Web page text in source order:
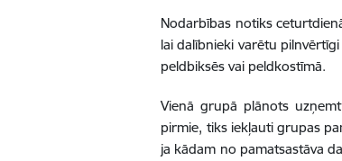
Nodarbības notiks
lai dalībnieki varētu
peldbiksēs vai peldkostīmā.
Vienā grupā plānots
pirmie, tiks iekļauti grupas
ja kādam no pamatsastāva